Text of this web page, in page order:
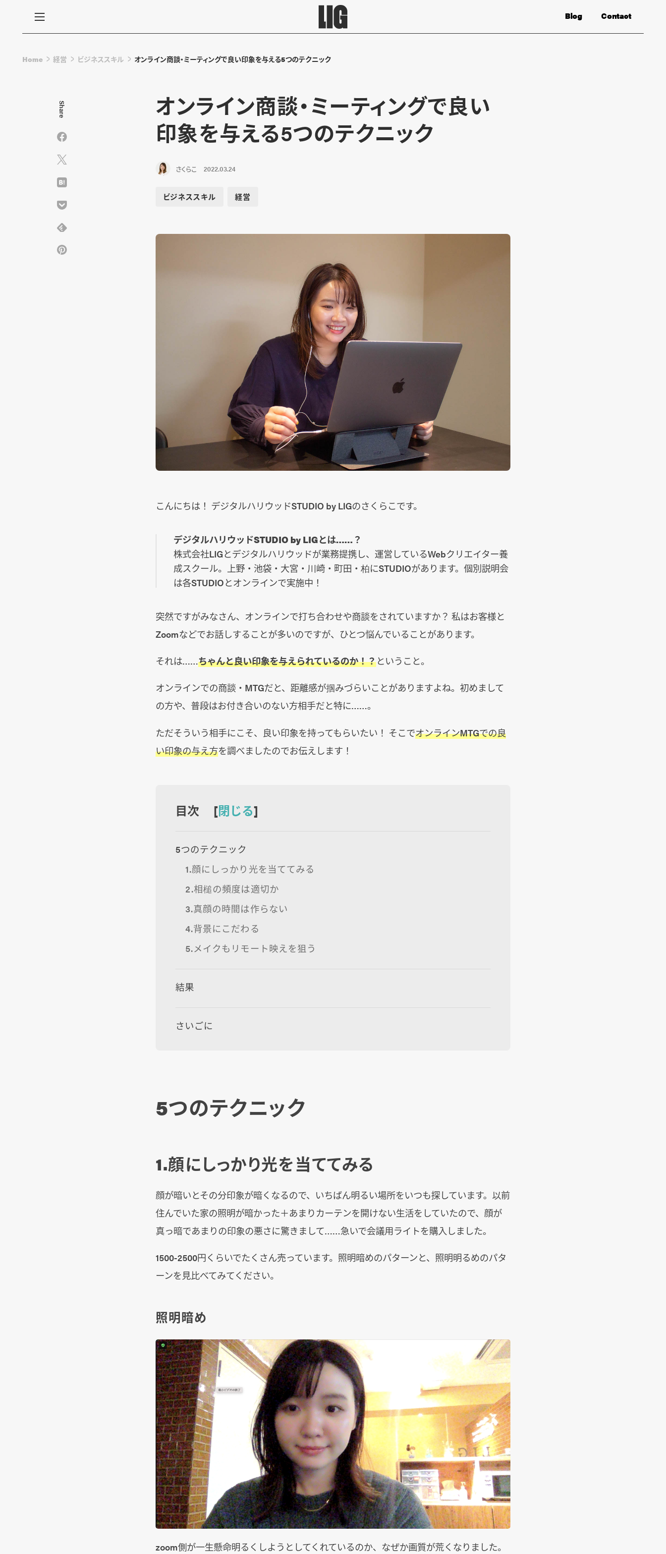
Contact
Blog
Home 経営 ビジネススキル オンライン商談・ミーティングで良い印象を与える5つのテクニック
オンライン商談・ミーティングで良い
印象を与える5つのテクニック
さくらこ 2022.03.24
ビジネススキル 経営
こんにちは！ デジタルハリウッドSTUDIO by LIGのさくらこです。
デジタルハリウッドSTUDIO by LIGとは……？
株式会社LIGとデジタルハリウッドが業務提携し、運営しているWebクリエイター養
成スクール。上野・池袋・大宮・川崎・町田・柏にSTUDIOがあります。個別説明会
は各STUDIOとオンラインで実施中！
突然ですがみなさん、オンラインで打ち合わせや商談をされていますか？ 私はお客様と
Zoomなどでお話しすることが多いのですが、ひとつ悩んでいることがあります。
それは……ちゃんと良い印象を与えられているのか！？ということ。
オンラインでの商談・MTGだと、距離感が掴みづらいことがありますよね。初めまして
の方や、普段はお付き合いのない方相手だと特に……。
ただそういう相手にこそ、良い印象を持ってもらいたい！ そこでオンラインMTGでの良
い印象の与え方を調べましたのでお伝えします！
目次 [閉じる]
5つのテクニック
1.顔にしっかり光を当ててみる
2.相槌の頻度は適切か
3.真顔の時間は作らない
4.背景にこだわる
5.メイクもリモート映えを狙う
結果
さいごに
5つのテクニック
1.顔にしっかり光を当ててみる
顔が暗いとその分印象が暗くなるので、いちばん明るい場所をいつも探しています。以前
住んでいた家の照明が暗かった＋あまりカーテンを開けない生活をしていたので、顔が
真っ暗であまりの印象の悪さに驚きまして……急いで会議用ライトを購入しました。
1500-2500円くらいでたくさん売っています。照明暗めのパターンと、照明明るめのパタ
ーンを見比べてみてください。
照明暗め
zoom側が一生懸命明るくしようとしてくれているのか、なぜか画質が荒くなりました。
Share